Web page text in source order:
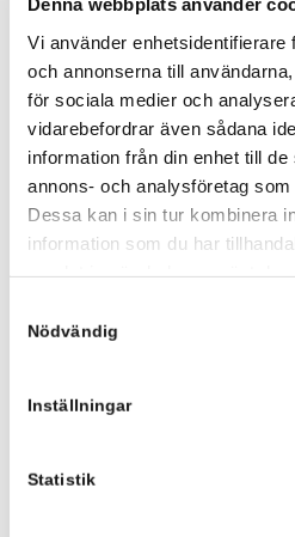
Vi använder enhetsidentifierare
och annonserna till
för sociala medier och
vidarebefordrar även sådana
information från din enhet till
annons- och analysföretag som
Dessa kan i sin tur kombinera
information som du har
Nödvändig
Inställningar
Statistik